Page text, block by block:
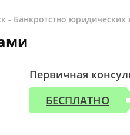
- Банкротство юридических
Первичная
БЕСПЛАТНО